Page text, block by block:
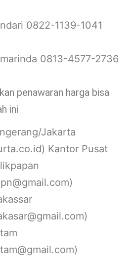
0822-1139-1041
0813-4577-2736
penawaran harga bisa
ini
Jakarta
Kantor Pusat